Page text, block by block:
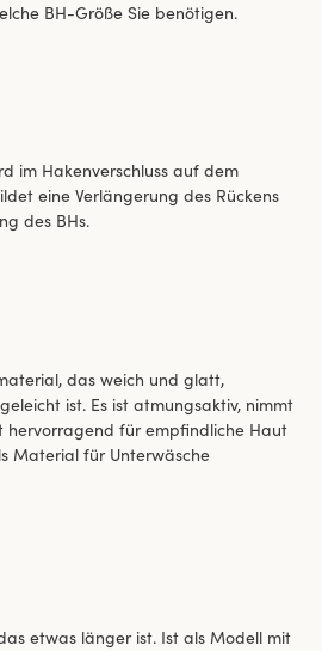
BH-Größe Sie benötigen.
im Hakenverschluss auf dem
eine Verlängerung des Rückens
des BHs.
das weich und glatt,
ist. Es ist atmungsaktiv, nimmt
hervorragend für empfindliche Haut
Material für Unterwäsche
etwas länger ist. Ist als Modell mit